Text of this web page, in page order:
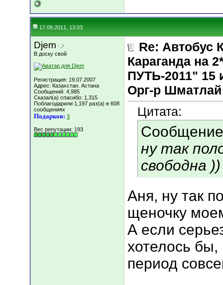
17.09.2011, 13:03
Djem
В доску свой
Регистрация: 19.07.2007
Адрес: Казахстан. Астана
Сообщений: 4,985
Сказал(а) спасибо: 1,315
Поблагодарили 1,197 раз(а) в 608
сообщениях
Подарков: 3
Вес репутации: 193
Re: Автобус
Караганда на
ПУТЬ-2011" 15
Орг-р
Цитата:
ну так
свободна ))
Аня, ну так
щеночку
А если
хотелось бы,
период